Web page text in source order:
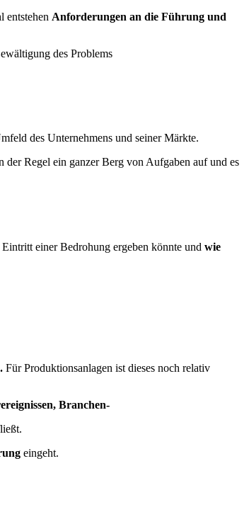
entstehen Anforderungen an die Führung und
des Problems
des Unternehmens und seiner Märkte.
der Regel ein ganzer Berg von Aufgaben auf und es
einer Bedrohung ergeben könnte und wie
Für Produktionsanlagen ist dieses noch relativ
Branchen-
eingeht.